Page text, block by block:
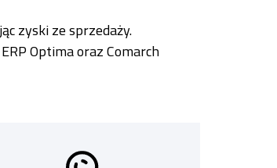
zyski ze sprzedaży.
Optima oraz Comarch